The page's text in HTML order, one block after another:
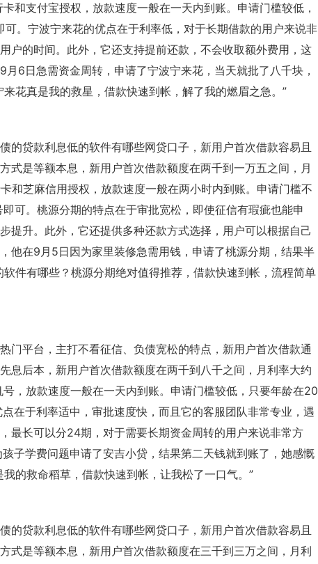
和支付宝授权，放款速度一般在一天内到账。申请门槛较低，
。宁波宁来花的优点在于利率低，对于长期借款的用户来说非
户的时间。此外，它还支持提前还款，不会收取额外费用，这
6日急需资金周转，申请了宁波宁来花，当天就批了八千块，
花真是我的救星，借款快速到帐，解了我的燃眉之急。”
的贷款利息低的软件有哪些网贷口子，新用户首次借款容易且
式是等额本息，新用户首次借款额度在两千到一万五之间，月
和芝麻信用授权，放款速度一般在两小时内到账。申请门槛不
可。桃源分期的特点在于审批宽松，即使征信有瑕疵也能申
提升。此外，它还提供多种还款方式选择，用户可以根据自己
他在9月5日因为家里装修急需用钱，申请了桃源分期，结果半
件有哪些？桃源分期绝对值得推荐，借款快速到帐，流程简单
门平台，主打不看征信、负债宽松的特点，新用户首次借款通
息后本，新用户首次借款额度在两千到八千之间，月利率大约
，放款速度一般在一天内到账。申请门槛较低，只要年龄在20
在于利率适中，审批速度快，而且它的客服团队非常专业，遇
最长可以分24期，对于需要长期资金周转的用户来说非常方
子学费问题申请了安吉小贷，结果第二天钱就到账了，她感慨
的救命稻草，借款快速到帐，让我松了一口气。”
的贷款利息低的软件有哪些网贷口子，新用户首次借款容易且
式是等额本息，新用户首次借款额度在三千到三万之间，月利